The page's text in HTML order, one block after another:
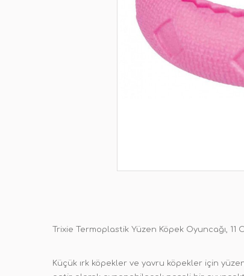
Trixie Termoplastik Yüzen Köpek Oyuncağı, 11
Küçük ırk köpekler ve yavru köpekler için